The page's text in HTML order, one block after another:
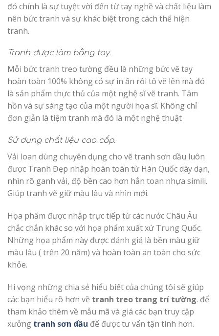
đó chính là sự tuyệt vời đến từ tay nghề và chất liệu làm
nên bức tranh và sự khác biệt trong cách thể hiện
tranh.
Tranh được làm bằng tay.
Mỗi bức tranh treo tường đều là những bức vẽ tay
hoàn toàn 100% không có sự in ấn rồi tô vẽ lên mà đó
là sản phẩm thực thủ của một nghệ sĩ vẽ tranh. Tâm
hồn và sự sáng tạo của một người họa sĩ. Không chỉ
đơn giản là tiệm tranh mà đó là một nghệ thuật
Sử dụng chất liệu cao cấp.
Vải loan dùng chuyên dụng cho vẽ tranh sơn dầu luôn
được Tranh Đẹp nhập hoàn toàn từ Hàn Quốc dày dạn,
nhìn rõ ganh vải, độ bền cao hơn hẳn toan nhựa simili.
Giúp tranh vẽ giữ màu lâu và nhìn mới.
Họa phẩm được nhập trực tiếp từ các nước Châu Âu
chắc chắn khác so với họa phẩm xuất xứ Trung Quốc.
Những họa phẩm này được đánh giá là bền màu giữ
màu lâu ( trên 20 năm) và hoàn toàn an toàn cho sức
khỏe.
Hi vọng những chia sẻ hiểu biết của chúng tôi sẽ giúp
các bạn hiểu rõ hơn về tranh treo trang trí tường. để
tham khảo thêm về mẫu mã và giá các bạn truy cập
xưởng tranh sơn dầu để được tư vấn tận tình hơn.